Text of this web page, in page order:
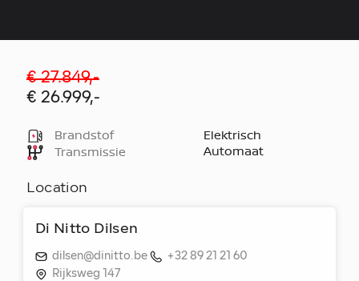
€ 27.849,-
€ 26.999,-
Brandstof
Elektrisch
Transmissie
Automaat
Location
Di Nitto Dilsen
dilsen@dinitto.be
+32 89 21 21 60
Rijksweg 147